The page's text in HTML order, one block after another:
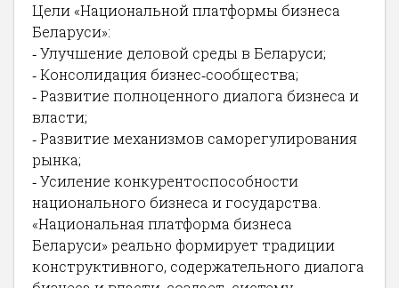
Цели «Национальной платформы бизнеса
Беларуси»:
‐ Улучшение деловой среды в Беларуси;
‐ Консолидация бизнес‐сообщества;
‐ Развитие полноценного диалога бизнеса и
власти;
‐ Развитие механизмов саморегулирования
рынка;
‐ Усиление конкурентоспособности
национального бизнеса и государства.
«Национальная платформа бизнеса
Беларуси» реально формирует традиции
конструктивного, содержательного диалога